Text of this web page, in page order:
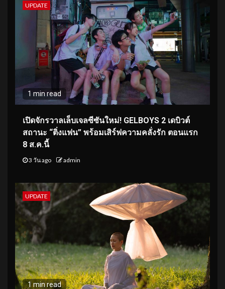
UPDATE
1 min read
เปิดจักรวาลเล็บเจลซีซันใหม่! GELBOYS 2 เดบิวต์
สถานะ “ติ่งแฟน” พร้อมเสิร์ฟความคลั่งรัก ตอนแรก
8 ส.ค.นี้
3 วัน ago admin
UPDATE
1 min read